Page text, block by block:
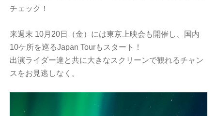
チェック！
来週末 10月20日（金）には東京上映会も開催し、国内
10ケ所を巡るJapan Tourもスタート！
出演ライダー達と共に大きなスクリーンで観れるチャン
スをお見逃しなく。